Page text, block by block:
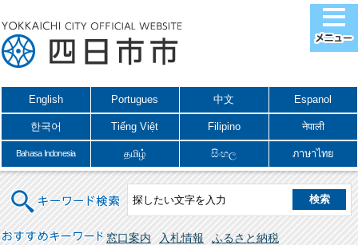
English Portugues 中文 Espanol
한국어 Tiếng Việt Filipino नेपाली
Bahasa Indonesia தமிழ் සිංහල ภาษาไทย
キーワード検索
おすすめキーワード 窓口案内 入札情報
ふるさと納税